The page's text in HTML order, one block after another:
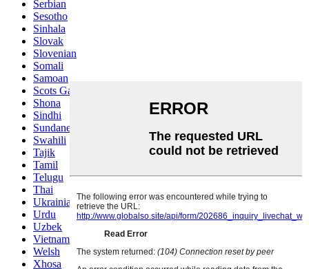
Serbian
Sesotho
Sinhala
Slovak
Slovenian
Somali
Samoan
Scots Gaelic
Shona
Sindhi
Sundanese
Swahili
Tajik
Tamil
Telugu
Thai
Ukrainian
Urdu
Uzbek
Vietnamese
Welsh
Xhosa